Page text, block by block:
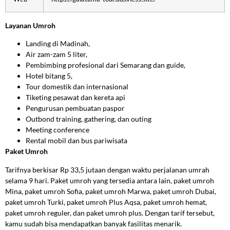
Layanan Umroh
Landing di Madinah,
Air zam-zam 5 liter,
Pembimbing profesional dari Semarang dan guide,
Hotel bitang 5,
Tour domestik dan internasional
Tiketing pesawat dan kereta api
Pengurusan pembuatan paspor
Outbond training, gathering, dan outing
Meeting conference
Rental mobil dan bus pariwisata
Paket Umroh
Tarifnya berkisar Rp 33,5 jutaan dengan waktu perjalanan umrah
selama 9 hari. Paket umroh yang tersedia antara lain, paket umroh
Mina, paket umroh Sofia, paket umroh Marwa, paket umroh Dubai,
paket umroh Turki, paket umroh Plus Aqsa, paket umroh hemat,
paket umroh reguler, dan paket umroh plus. Dengan tarif tersebut,
kamu sudah bisa mendapatkan banyak fasilitas menarik.